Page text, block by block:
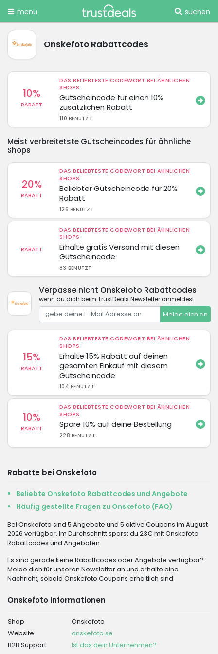
menu suchen
Onskefoto Rabattcodes
10%
RABATT
DAS BELIEBTESTE CODEWORT BEI ÄHNLICHEN
SHOPS
Gutscheincode für einen 10%
zusätzlichen Rabatt
110 BENUTZT
Meist verbreitetste Gutscheincodes für ähnliche
Shops
20%
RABATT
DAS BELIEBTESTE CODEWORT BEI ÄHNLICHEN
SHOPS
Beliebter Gutscheincode für 20%
Rabatt
126 BENUTZT
RABATT
DAS BELIEBTESTE CODEWORT BEI ÄHNLICHEN
SHOPS
Erhalte gratis Versand mit diesen
Gutscheincode
83 BENUTZT
Verpasse nicht Onskefoto Rabattcodes
wenn du dich beim TrustDeals Newsletter anmeldest
Melde dich an
15%
RABATT
DAS BELIEBTESTE CODEWORT BEI ÄHNLICHEN
SHOPS
Erhalte 15% Rabatt auf deinen
gesamten Einkauf mit diesem
Gutscheincode
104 BENUTZT
10%
RABATT
DAS BELIEBTESTE CODEWORT BEI ÄHNLICHEN
SHOPS
Spare 10% auf deine Bestellung
228 BENUTZT
Rabatte bei Onskefoto
Beliebte Onskefoto Rabattcodes und Angebote
Häufig gestellte Fragen zu Onskefoto (FAQ)
Bei Onskefoto sind 5 Angebote und 5 aktive Coupons im August
2026 verfügbar. Im Durchschnitt sparst du 23€ mit Onskefoto
Rabattcodes und Angeboten.
Es sind gerade keine Rabattcodes oder Angebote verfügbar?
Melde dich für unseren Newsletter an und erhalte eine
Nachricht, sobald Onskefoto Coupons erhältlich sind.
Onskefoto Informationen
Shop
Onskefoto
Website
onskefoto.se
B2B Support
Ist das dein Unternehmen?